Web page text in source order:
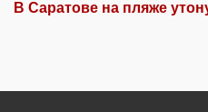
В Саратове на пляже